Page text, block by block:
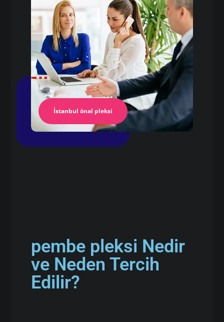
İstanbul önal pleksi
Pleksi Masa
İstanbul Pleksi
pembe pleksi Nedir
ve Neden Tercih
Edilir?